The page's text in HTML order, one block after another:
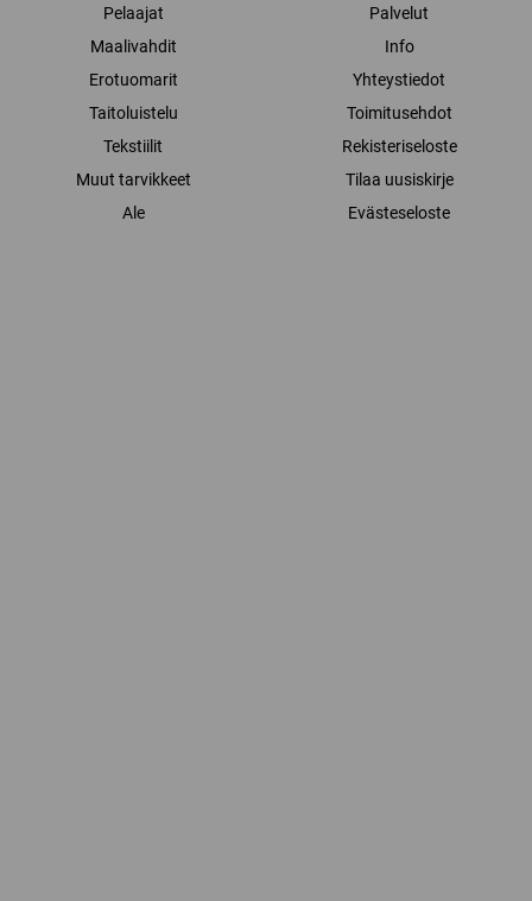
Pelaajat
Maalivahdit
Erotuomarit
Taitoluistelu
Tekstiilit
Muut tarvikkeet
Ale
Palvelut
Info
Yhteystiedot
Toimitusehdot
Rekisteriseloste
Tilaa uusiskirje
Evästeseloste